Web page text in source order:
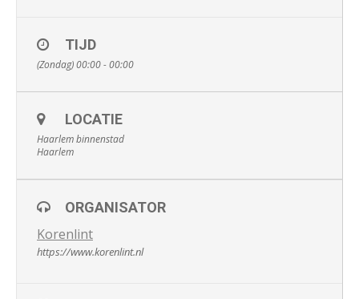
TIJD
(Zondag) 00:00 - 00:00
LOCATIE
Haarlem binnenstad
Haarlem
ORGANISATOR
Korenlint
https://www.korenlint.nl